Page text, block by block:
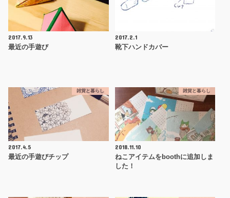
2017.9.13
最近の手遊び
2017.2.1
靴下ハンドカバー
雑貨と暮らし
2017.4.5
最近の手遊びチップ
雑貨と暮らし
2018.11.10
ねこアイテムをboothに追加しま
した！